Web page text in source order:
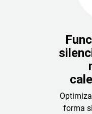
forma